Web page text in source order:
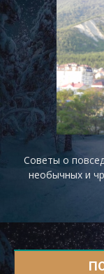
Советы о
необычных и